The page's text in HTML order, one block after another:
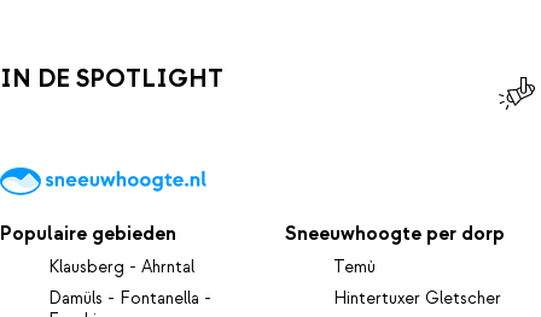
IN DE SPOTLIGHT
Populaire gebieden
Klausberg - Ahrntal
Damüls - Fontanella -
Sneeuwhoogte per dorp
Temù
Hintertuxer Gletscher